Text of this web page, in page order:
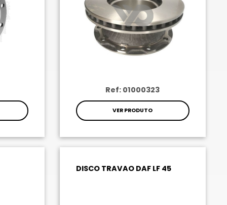
Ref: 01000323
VER PRODUTO
DISCO TRAVAO DAF LF 45